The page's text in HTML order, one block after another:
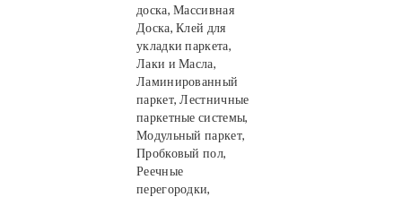
доска, Массивная
Доска, Клей для
укладки паркета,
Лаки и Масла,
Ламинированный
паркет, Лестничные
паркетные системы,
Модульный паркет,
Пробковый пол,
Реечные
перегородки,